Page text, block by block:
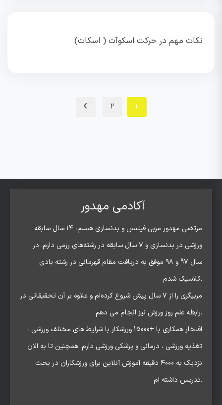
نکات مهم در حرکت اسکوآت ( اسکات)
1
2
آکادمی مهدور
مرتضی مهدور مربی فیتنس و بدنسازی هستم، ۱۴ سال سابقه
ورزشی در بدنسازی و ۷ سال سابقه در رشته‌های رزمی دارم. در
سال 97 و ۹۸ موفق به دریافت مقام قهرمانی در رشته بادی
کلاسیک شدم.
مربیگری را از ۷ سال پیش شروع کرده‌ام و علاوه بر آن تحقیقاتی در
رابطه علم روز ورزش نیز انجام می دهم.
افتخار همکاری با +15000 ورزشکار با شرایط های مختلف ورزشی ،
تغذیه ورزشی ، درمانی و پزشکی ورزشی دارم. همچنین تا به الان
نزدیک به ۴۰۰۰ دقیقه آموزش آنلاین برای ورزشکاران در بحث
تدریس داشته ام.